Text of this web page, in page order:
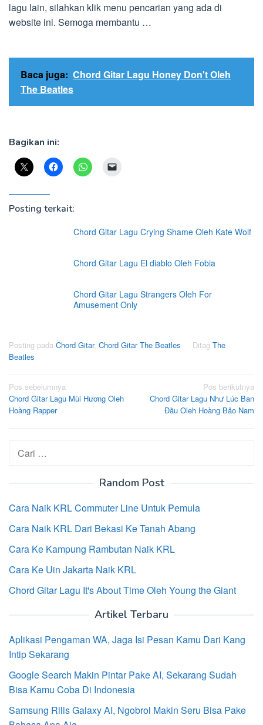
lagu lain, silahkan klik menu pencarian yang ada di
website ini. Semoga membantu …
Baca juga: Chord Gitar Lagu Honey Don't Oleh
The Beatles
Bagikan ini:
Posting terkait:
Chord Gitar Lagu Crying Shame Oleh Kate Wolf
Chord Gitar Lagu El diablo Oleh Fobia
Chord Gitar Lagu Strangers Oleh For
Amusement Only
Posting pada Chord Gitar, Chord Gitar The Beatles Ditag The
Beatles
Navigasi
pos
Pos sebelumnya
Chord Gitar Lagu Mùi Hương Oleh
Hoàng Rapper
Pos berikutnya
Chord Gitar Lagu Như Lúc Ban
Đầu Oleh Hoàng Bảo Nam
Cari
untuk:
Random Post
Cara Naik KRL Commuter Line Untuk Pemula
Cara Naik KRL Dari Bekasi Ke Tanah Abang
Cara Ke Kampung Rambutan Naik KRL
Cara Ke Uin Jakarta Naik KRL
Chord Gitar Lagu It's About Time Oleh Young the Giant
Artikel Terbaru
Aplikasi Pengaman WA, Jaga Isi Pesan Kamu Dari Kang
Intip Sekarang
Google Search Makin Pintar Pake AI, Sekarang Sudah
Bisa Kamu Coba Di Indonesia
Samsung Rilis Galaxy AI, Ngobrol Makin Seru Bisa Pake